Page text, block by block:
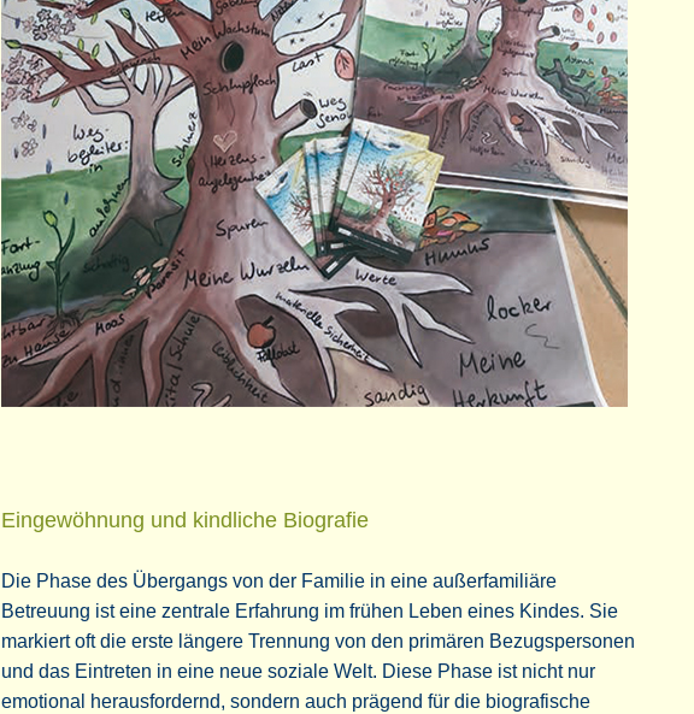
Eingewöhnung und kindliche Biografie
Die Phase des Übergangs von der Familie in eine außerfamiliäre
Betreuung ist eine zentrale Erfahrung im frühen Leben eines Kindes. Sie
markiert oft die erste längere Trennung von den primären Bezugspersonen
und das Eintreten in eine neue soziale Welt. Diese Phase ist nicht nur
emotional herausfordernd, sondern auch prägend für die biografische